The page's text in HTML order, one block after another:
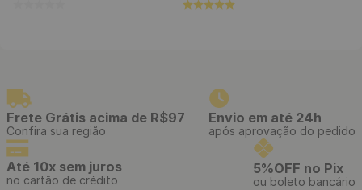
Frete Grátis acima de R$97
Confira sua região
Envio em até 24h
após aprovação do pedido
Até 10x sem juros
no cartão de crédito
5%OFF no Pix
ou boleto bancário